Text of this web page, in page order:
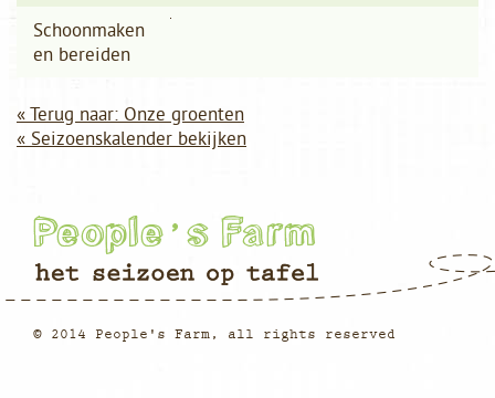
Schoonmaken
en bereiden
« Terug naar: Onze groenten
« Seizoenskalender bekijken
© 2014 People's Farm, all rights reserved